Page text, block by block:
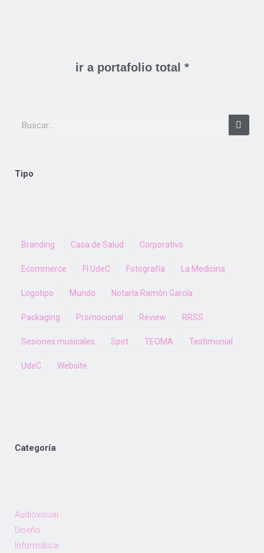
Tipo
Branding Casa de Salud Corporativo
Ecommerce FI UdeC Fotografía La Medicina
Logotipo Mundo Notaría Ramón García
Packaging Promocional Review RRSS
Sesiones musicales Spot TEOMA Testimonial
UdeC Website
Categoría
Audiovisual
Diseño
Informática
ir a portafolio total *